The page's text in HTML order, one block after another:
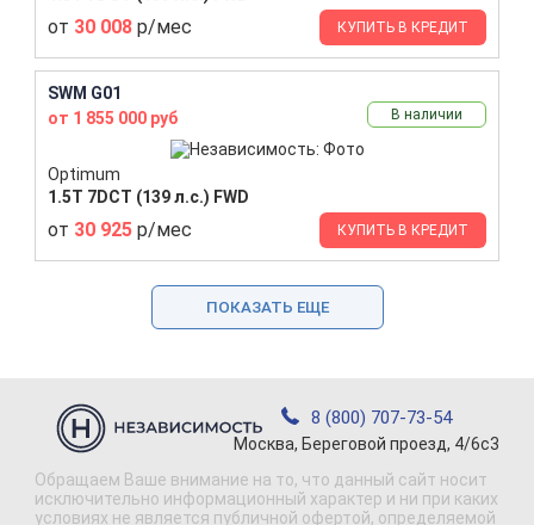
от 30 008 р/мес КУПИТЬ В КРЕДИТ
SWM G01
от 1 855 000 руб
В наличии
Optimum
1.5T 7DCT (139 л.с.) FWD
от 30 925 р/мес КУПИТЬ В КРЕДИТ
ПОКАЗАТЬ ЕЩЕ
8 (800) 707-73-54
Москва, Береговой проезд, 4/6с3
Обращаем Ваше внимание на то, что данный сайт носит
исключительно информационный характер и ни при каких
условиях не является публичной офертой, определяемой